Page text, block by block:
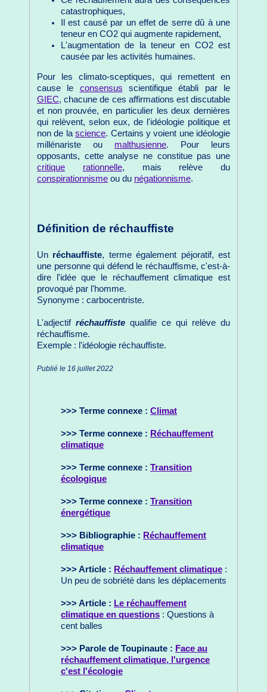
catastrophiques,
Il est causé par un effet de serre dû à une
teneur en CO2 qui augmente rapidement,
L'augmentation de la teneur en CO2 est
causée par les activités humaines.
Pour les climato-sceptiques, qui remettent en
cause le consensus scientifique établi par le
GIEC, chacune de ces affirmations est discutable
et non prouvée, en particulier les deux dernières
qui relèvent, selon eux, de l'idéologie politique et
non de lascience. Certains y voient une idéologie
millénariste ou malthusienne. Pour leurs
opposants, cette analyse ne constitue pas une
critique
rationnelle, mais relève du
conspirationnisme ou du négationnisme.
Définition de réchauffiste
Un réchauffiste, terme également péjoratif, est
une personne qui défend le réchauffisme, c'est-à-
dire l'idée que le réchauffement climatique est
provoqué par l'homme.
Synonyme : carbocentriste.
L'adjectif réchauffiste qualifie ce qui relève du
réchauffisme.
Exemple : l'idéologie réchauffiste.
Publié le 16 juillet 2022
>>> Terme connexe : Climat
>>> Terme connexe : Réchauffement
climatique
>>> Terme connexe : Transition
écologique
>>> Terme connexe : Transition
énergétique
>>> Bibliographie : Réchauffement
climatique
>>> Article : Réchauffement climatique :
Un peu de sobriété dans les déplacements
>>> Article : Le réchauffement
climatique en questions : Questions à
cent balles
>>> Parole de Toupinaute : Face au
réchauffement climatique, l'urgence
c'est l'écologie